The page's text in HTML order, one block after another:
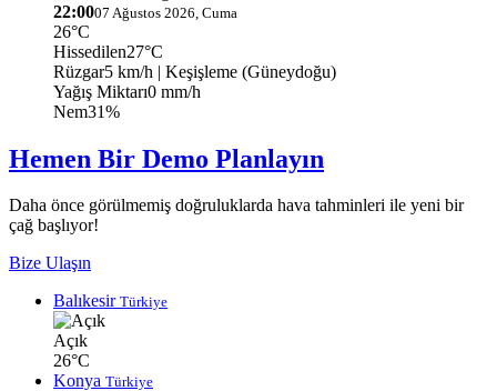
22:0007 Ağustos 2026, Cuma
26°C
Hissedilen27°C
Rüzgar5 km/h | Keşişleme (Güneydoğu)
Yağış Miktarı0 mm/h
Nem31%
Hemen Bir Demo Planlayın
Daha önce görülmemiş doğruluklarda hava tahminleri ile yeni bir
çağ başlıyor!
Bize Ulaşın
Balıkesir Türkiye
Açık
26°C
Konya Türkiye